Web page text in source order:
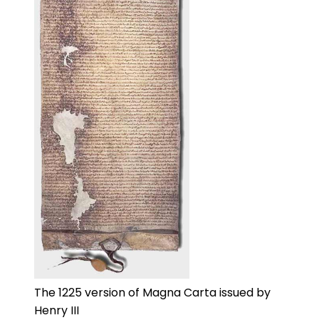
The 1225 version of Magna Carta issued by
Henry III